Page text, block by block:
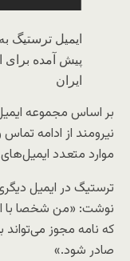
ایمیل ترستیگ
ایران
بر اساس مجموعه
نیرومند از ادامه
موارد متعدد
نوشت: «من شخصا با
که نامه مجوز می‌تواند
صادر شود.»